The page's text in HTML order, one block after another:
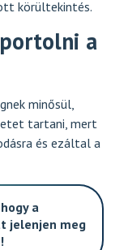
körültekintés.
a
minősül,
tartani, mert
és ezáltal a
a
jelenjen meg